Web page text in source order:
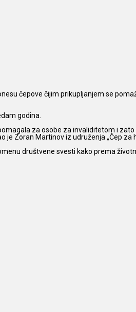
čepove čijim prikupljanjem se
godina.
za osobe za invaliditetom i
je Zoran Martinov iz udruženja „Čep za
društvene svesti kako prema